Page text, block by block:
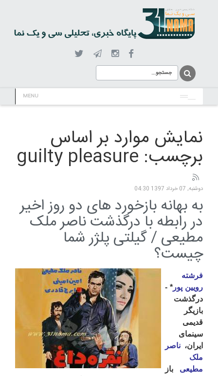
MENU
نمایش موارد بر اساس
برچسب: guilty pleasure
دوشنبه, 07 خرداد 1397 04:30
به بهانه بازخورد های دو روز اخیر
در رابطه با درگذشت ناصر ملک
مطیعی / گیلتی پلژر شما
چیست؟
فرشته
رویین پور * -
درگذشت
بازیگر
قدیمی
سینمای
ایران، ناصر
ملک
مطیعی باز